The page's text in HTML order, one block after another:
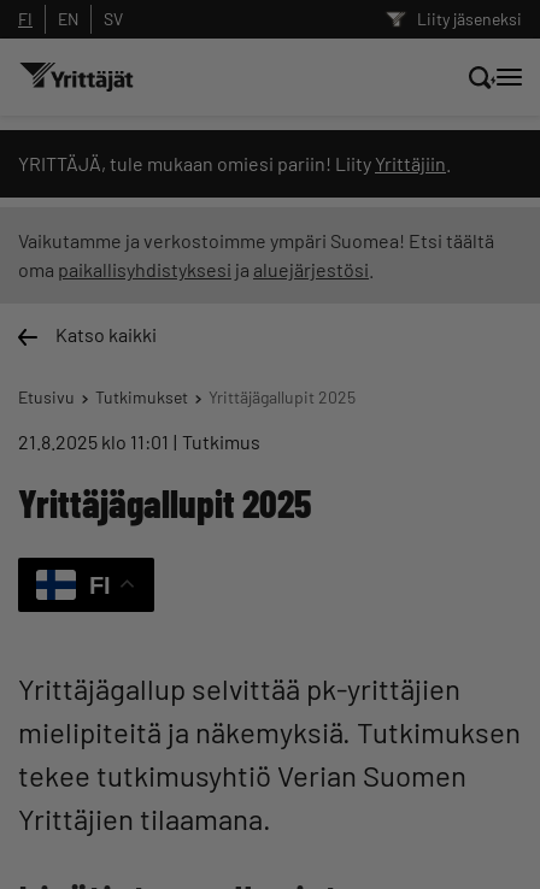
Liity jäseneksi
FI EN SV
YRITTÄJÄ, tule mukaan omiesi pariin! Liity Yrittäjiin
Vaikutamme ja verkostoimme ympäri Suomea! Etsi täältä
oma paikallisyhdistyksesi ja aluejärjestösi
Katso kaikki
Etusivu Tutkimukset Yrittäjägallupit 2025
21.8.2025 klo 11:01 Tutkimus
Yrittäjägallupit 2025
FI
Yrittäjägallup selvittää pk-yrittäjien
mielipiteitä ja näkemyksiä. Tutkimuksen
tekee tutkimusyhtiö Verian Suomen
Yrittäjien tilaamana.
Hae sivustolta tai kysy suoraan
Yrittäjien tekoälyltä